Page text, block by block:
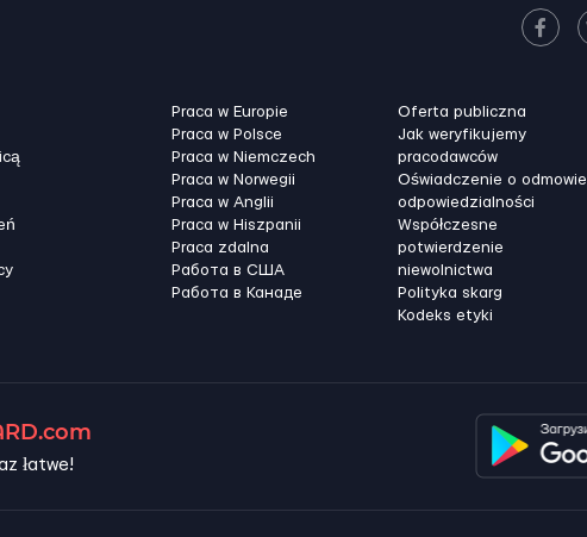
Praca w Europie
Praca w Polsce
Praca w Niemczech
Praca w Norwegii
Praca w Anglii
Praca w Hiszpanii
Praca zdalna
Работа в США
Работа в Канадe
Oferta publiczna
Jak weryfikujemy
pracodawców
Oświadczenie o odmowie
odpowiedzialności
Współczesne
potwierdzenie
niewolnictwa
Polityka skarg
Kodeks etyki
łatwe!